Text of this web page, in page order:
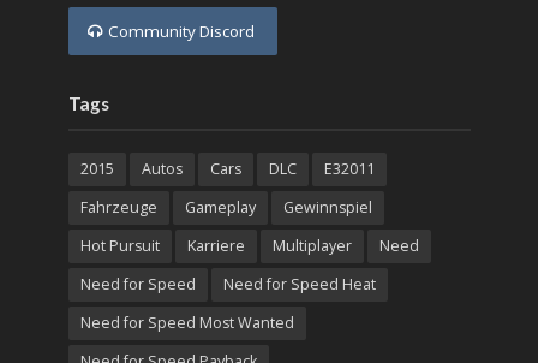
Community Discord
Tags
2015 Autos Cars DLC
E32011
Fahrzeuge
Gameplay
Gewinnspiel
Hot Pursuit
Karriere Multiplayer
Need
Need for Speed
Need for Speed Heat
Need for Speed Most Wanted